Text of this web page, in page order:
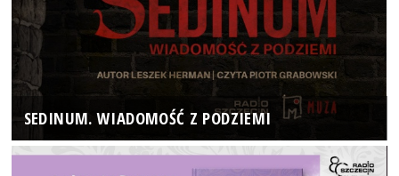
SEDINUM. WIADOMOŚĆ Z PODZIEMI